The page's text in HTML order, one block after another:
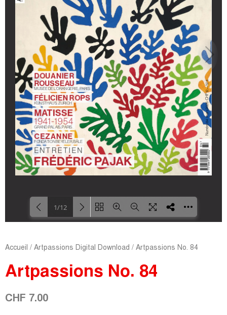
Accueil / Artpassions Digital Download / Artpassions No. 84
Artpassions No. 84
CHF 7.00